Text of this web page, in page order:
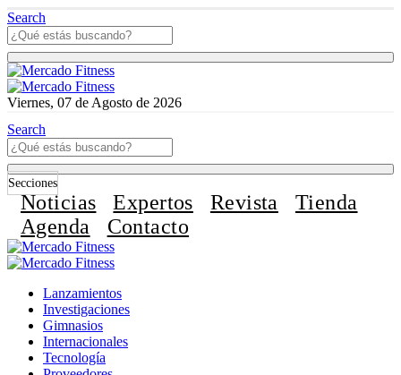
Search
Viernes, 07 de Agosto de 2026
Search
Secciones
Noticias Expertos Revista
Tienda
Agenda
Contacto
Lanzamientos
Investigaciones
Gimnasios
Internacionales
Tecnología